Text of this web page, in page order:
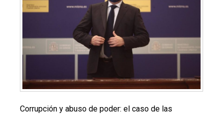
Corrupción y abuso de poder: el caso de las